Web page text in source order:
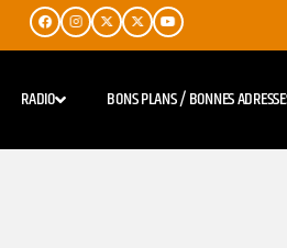
RADIO BONS PLANS / BONNES